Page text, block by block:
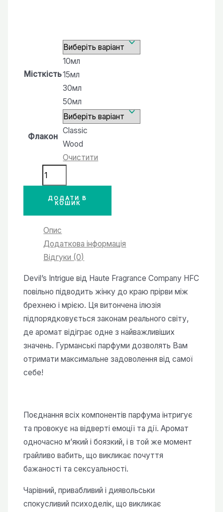
Місткість
10мл
15мл
30мл
50мл
Флакон
Classic
Wood
Очистити
версія
аромату
Intrigue
Fragrance
HFC
кількість
ДОДАТИ В
КОШИК
Опис
Додаткова інформація
Відгуки (0)
Devil’s Intrigue від Haute Fragrance Company HFC
повільно підводить жінку до краю прірви між
брехнею і мрією. Ця витончена ілюзія
підпорядковується законам реального світу,
де аромат відіграє одне з найважливіших
значень. Гурманські парфуми дозволять Вам
отримати максимальне задоволення від самої
себе!
Поєднання всіх компонентів парфума інтригує
та провокує на відверті емоції та дії. Аромат
одночасно м’який і боязкий, і в той же момент
грайливо вабить, що викликає почуття
бажаності та сексуальності.
Чарівний, привабливий і диявольськи
спокусливий психоделік, що викликає